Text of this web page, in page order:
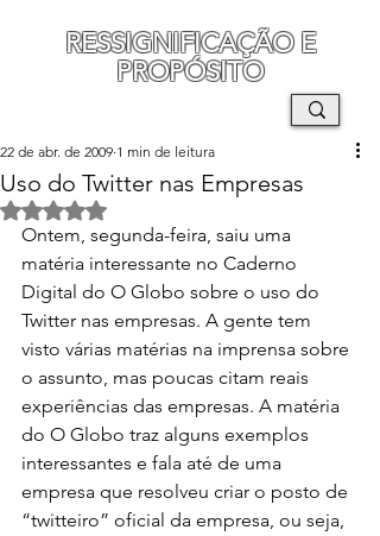
RESSIGNIFICAÇÃO E
PROPÓSITO
Uso do Twitter nas Empresas
22 de abr. de 2009 1 min de leitura
Avaliado com NaN de 5 estrelas.
Ontem, segunda-feira, saiu uma
matéria interessante no Caderno
Digital do O Globo sobre o uso do
Twitter nas empresas. A gente tem
visto várias matérias na imprensa sobre
o assunto, mas poucas citam reais
experiências das empresas. A matéria
do O Globo traz alguns exemplos
interessantes e fala até de uma
empresa que resolveu criar o posto de
“twitteiro” oficial da empresa, ou seja,